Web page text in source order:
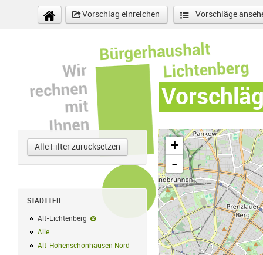
Direkt zum Inhalt
Vorschlag einreichen
Vorschläge
Alle Filter zurücksetzen
STADTTEIL
Alt-Lichtenberg
Alt-Lichtenberg-Filter entfernen
Alle
Alt-Hohenschönhausen Nord
Alt-Hohenschönhausen Nord Filter
+
-